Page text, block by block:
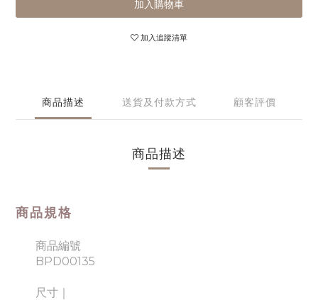
加入購物車
加入追蹤清單
商品描述 送貨及付款方式 顧客評價
商品描述
商品規格
商品編號
BPD00135
尺寸｜